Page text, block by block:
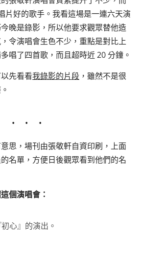
片好的歌手。我看這場是一連六天演
晚是錄影，所以他要求觀眾替他造
令演唱會生色不少，重點是對比上
唱了四首歌，而且超時近 20 分鐘。
先看看我錄影的片段，雖然不是很
思，場刊由張敬軒自資印刷，上面
名單，方便日後觀眾看到他們的名
個演唱會：
心』的演出。